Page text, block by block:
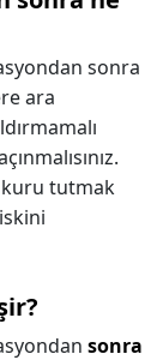
sonra
ara
kuru tutmak
sonra